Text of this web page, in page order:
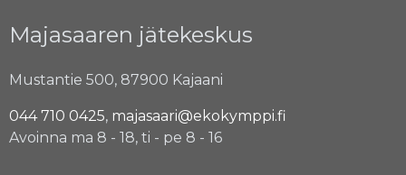
Majasaaren jätekeskus
Mustantie 500, 87900 Kajaani
044 710 0425, majasaari@ekokymppi.fi
Avoinna ma 8 - 18, ti - pe 8 - 16